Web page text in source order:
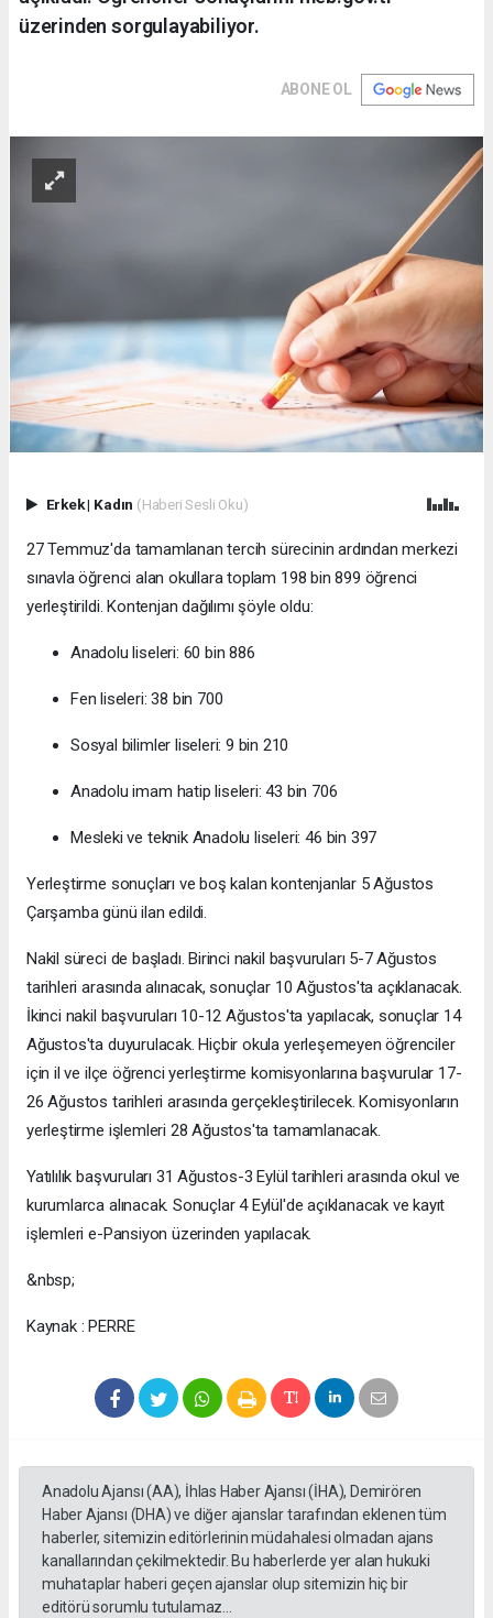
üzerinden sorgulayabiliyor.
ABONE OL
Erkek| Kadın (Haberi Sesli Oku)
27 Temmuz'da tamamlanan tercih sürecinin ardından merkezi
sınavla öğrenci alan okullara toplam 198 bin 899 öğrenci
yerleştirildi. Kontenjan dağılımı şöyle oldu:
Anadolu liseleri: 60 bin 886
Fen liseleri: 38 bin 700
Sosyal bilimler liseleri: 9 bin 210
Anadolu imam hatip liseleri: 43 bin 706
Mesleki ve teknik Anadolu liseleri: 46 bin 397
Yerleştirme sonuçları ve boş kalan kontenjanlar 5 Ağustos
Çarşamba günü ilan edildi.
Nakil süreci de başladı. Birinci nakil başvuruları 5-7 Ağustos
tarihleri arasında alınacak, sonuçlar 10 Ağustos'ta açıklanacak.
İkinci nakil başvuruları 10-12 Ağustos'ta yapılacak, sonuçlar 14
Ağustos'ta duyurulacak. Hiçbir okula yerleşemeyen öğrenciler
için il ve ilçe öğrenci yerleştirme komisyonlarına başvurular 17-
26 Ağustos tarihleri arasında gerçekleştirilecek. Komisyonların
yerleştirme işlemleri 28 Ağustos'ta tamamlanacak.
Yatılılık başvuruları 31 Ağustos-3 Eylül tarihleri arasında okul ve
kurumlarca alınacak. Sonuçlar 4 Eylül'de açıklanacak ve kayıt
işlemleri e-Pansiyon üzerinden yapılacak.
&nbsp;
Kaynak : PERRE
Anadolu Ajansı (AA), İhlas Haber Ajansı (İHA), Demirören
Haber Ajansı (DHA) ve diğer ajanslar tarafından eklenen tüm
haberler, sitemizin editörlerinin müdahalesi olmadan ajans
kanallarından çekilmektedir. Bu haberlerde yer alan hukuki
muhataplar haberi geçen ajanslar olup sitemizin hiç bir
editörü sorumlu tutulamaz...